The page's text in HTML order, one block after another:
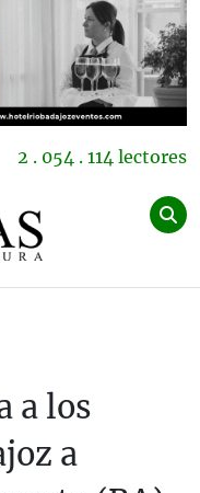
2 . 054 . 114 lectores
a los
a